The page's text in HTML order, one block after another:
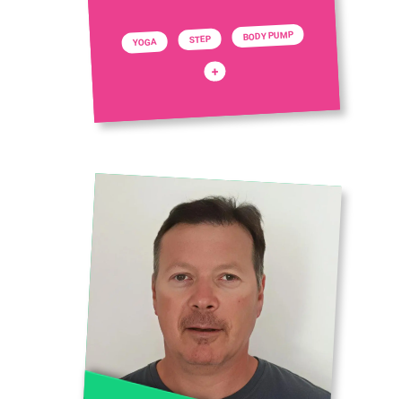
YOGA STEP BODY PUMP
+